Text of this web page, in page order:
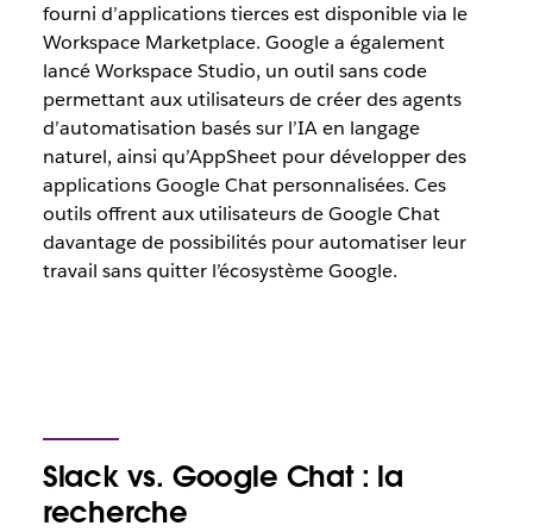
fourni d’applications tierces est disponible via le
Workspace Marketplace. Google a également
lancé Workspace Studio, un outil sans code
permettant aux utilisateurs de créer des agents
d’automatisation basés sur l’IA en langage
naturel, ainsi qu’AppSheet pour développer des
applications Google Chat personnalisées. Ces
outils offrent aux utilisateurs de Google Chat
davantage de possibilités pour automatiser leur
travail sans quitter l’écosystème Google.
Slack vs. Google Chat : la
recherche